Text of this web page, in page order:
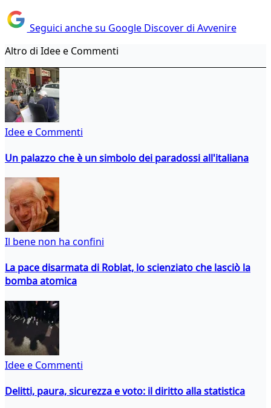
Seguici anche su Google Discover di Avvenire
Altro di Idee e Commenti
Idee e Commenti
Un palazzo che è un simbolo dei paradossi all'italiana
Il bene non ha confini
La pace disarmata di Roblat, lo scienziato che lasciò la
bomba atomica
Idee e Commenti
Delitti, paura, sicurezza e voto: il diritto alla statistica